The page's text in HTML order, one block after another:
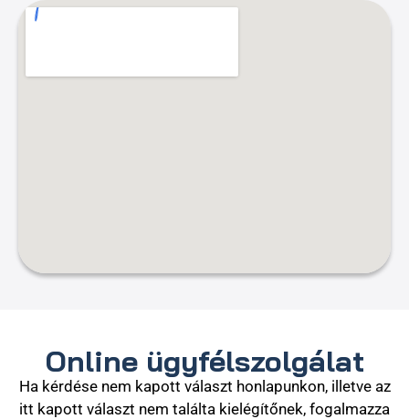
Online ügyfélszolgálat
Ha kérdése nem kapott választ honlapunkon, illetve az
itt kapott választ nem találta kielégítőnek, fogalmazza